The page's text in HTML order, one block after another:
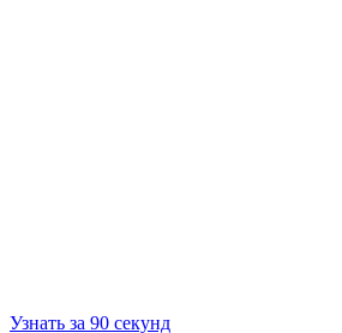
Узнать за 90 секунд